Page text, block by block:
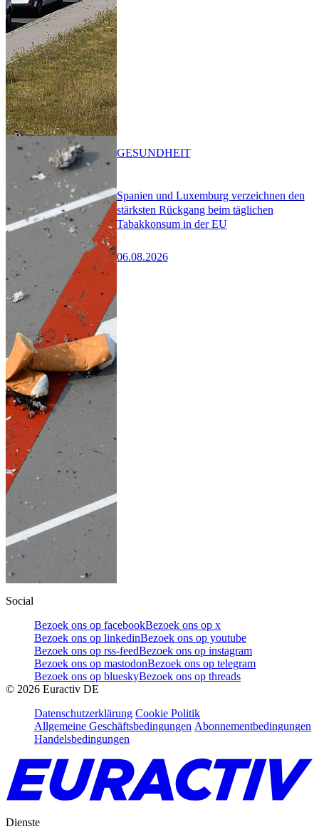
Spanien und Luxemburg verzeichnen den
stärksten Rückgang beim täglichen
Tabakkonsum in der EU
06.08.2026
GESUNDHEIT
Social
Bezoek ons op facebookBezoek ons op x
Bezoek ons op linkedinBezoek ons op youtube
Bezoek ons op rss-feedBezoek ons op instagram
Bezoek ons op mastodonBezoek ons op telegram
Bezoek ons op blueskyBezoek ons op threads
© 2026 Euractiv DE
Datenschutzerklärung Cookie Politik
Allgemeine Geschäftsbedingungen Abonnementbedingungen
Handelsbedingungen
Dienste